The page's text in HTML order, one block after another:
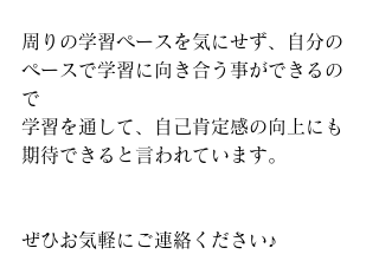
周りの学習ペースを気にせず、自分の
ペースで学習に向き合う事ができるの
で
学習を通して、自己肯定感の向上にも
期待できると言われています。
ぜひお気軽にご連絡ください♪